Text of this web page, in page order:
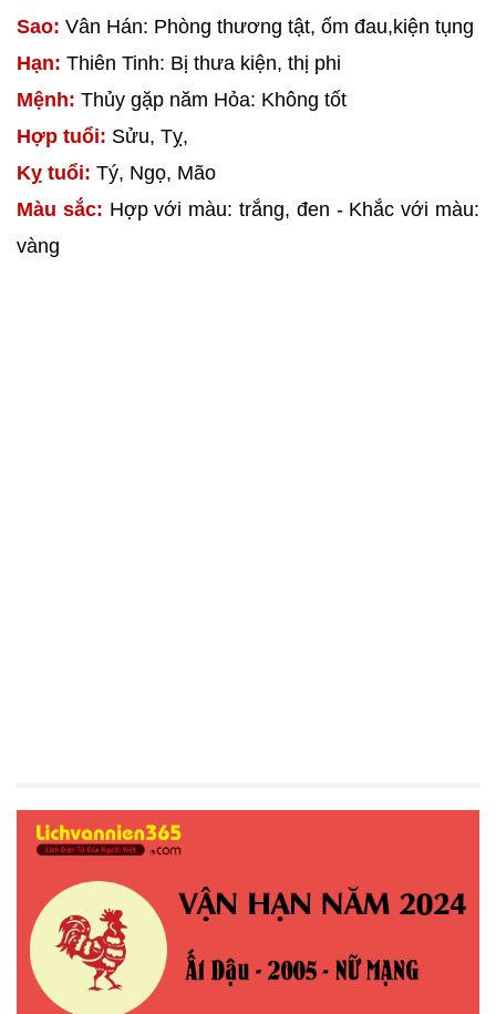
Sao: Vân Hán: Phòng thương tật, ốm đau,kiện tụng
Hạn: Thiên Tinh: Bị thưa kiện, thị phi
Mệnh: Thủy gặp năm Hỏa: Không tốt
Hợp tuổi: Sửu, Tỵ,
Kỵ tuổi: Tý, Ngọ, Mão
Màu sắc: Hợp với màu: trắng, đen - Khắc với màu:
vàng